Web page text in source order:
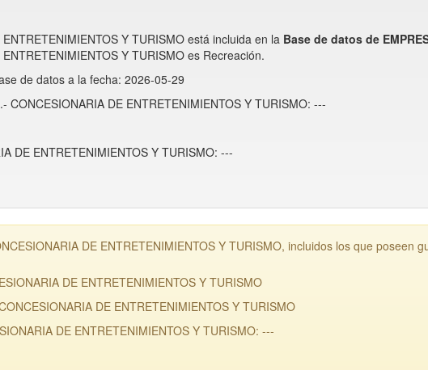
Y TURISMO está incluida en la Base de datos de
Y TURISMO es Recreación.
de datos a la fecha: 2026-05-29
CONCESIONARIA DE ENTRETENIMIENTOS Y TURISMO: ---
DE ENTRETENIMIENTOS Y TURISMO: ---
DE ENTRETENIMIENTOS Y TURISMO, incluidos los que poseen
DE ENTRETENIMIENTOS Y TURISMO
DE ENTRETENIMIENTOS Y TURISMO
DE ENTRETENIMIENTOS Y TURISMO: ---